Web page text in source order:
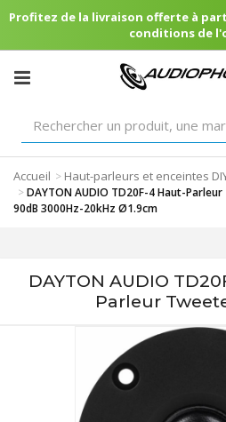
Profitez de la livraison offerte à
conditions de
Accueil > Haut-parleurs et enceintes
>DAYTON AUDIO TD20F-4 Haut-
90dB 3000Hz-20kHz Ø1.9cm
DAYTON AUDIO
Parleur